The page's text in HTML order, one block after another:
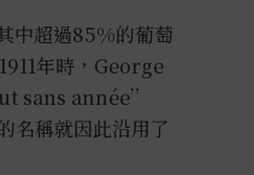
中超過85%的葡萄
年時，George
sans année”
名稱就因此沿用了